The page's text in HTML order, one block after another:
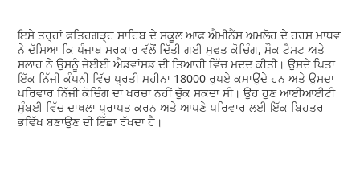
ਇਸੇ ਤਰ੍ਹਾਂ ਫਤਿਹਗੜ੍ਹ ਸਾਹਿਬ ਦੇ ਸਕੂਲ ਆਫ਼ ਐਮੀਨੈਂਸ ਅਮਲੋਹ ਦੇ ਹਰਸ਼ ਮਾਧਵ
ਨੇ ਦੱਸਿਆ ਕਿ ਪੰਜਾਬ ਸਰਕਾਰ ਵੱਲੋਂ ਦਿੱਤੀ ਗਈ ਮੁਫਤ ਕੋਚਿੰਗ, ਮੌਕ ਟੈਸਟ ਅਤੇ
ਸਲਾਹ ਨੇ ਉਸਨੂੰ ਜੇਈਈ ਐਡਵਾਂਸਡ ਦੀ ਤਿਆਰੀ ਵਿੱਚ ਮਦਦ ਕੀਤੀ। ਉਸਦੇ ਪਿਤਾ
ਇੱਕ ਨਿੱਜੀ ਕੰਪਨੀ ਵਿੱਚ ਪ੍ਰਤੀ ਮਹੀਨਾ 18000 ਰੁਪਏ ਕਮਾਉਂਦੇ ਹਨ ਅਤੇ ਉਸਦਾ
ਪਰਿਵਾਰ ਨਿੱਜੀ ਕੋਚਿੰਗ ਦਾ ਖਰਚਾ ਨਹੀਂ ਚੁੱਕ ਸਕਦਾ ਸੀ। ਉਹ ਹੁਣ ਆਈਆਈਟੀ
ਮੁੰਬਈ ਵਿੱਚ ਦਾਖਲਾ ਪ੍ਰਾਪਤ ਕਰਨ ਅਤੇ ਆਪਣੇ ਪਰਿਵਾਰ ਲਈ ਇੱਕ ਬਿਹਤਰ
ਭਵਿੱਖ ਬਣਾਉਣ ਦੀ ਇੱਛਾ ਰੱਖਦਾ ਹੈ।